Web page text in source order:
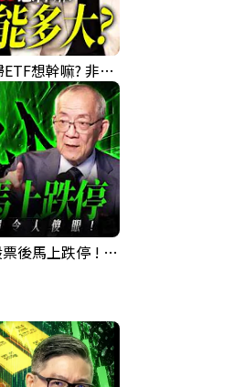
【注意!!!】外資暗中狂掃ETF想幹嘛? 非農影響能多大?!｜ Mr.永年 李 / Mr.JIMMY 高志銘 / 理財有夠跩
【嚇死人】我買了一檔股票後馬上跌停 ! 超神反轉，結局令人傻眼 !｜ Mr.永年 李｜ 盤後講股 Mr.永年 李 2026 / 08 / 07